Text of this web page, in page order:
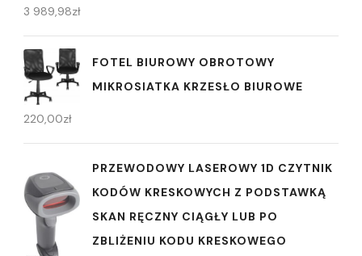
3 989,98zł
FOTEL BIUROWY OBROTOWY
MIKROSIATKA KRZESŁO BIUROWE
220,00zł
PRZEWODOWY LASEROWY 1D CZYTNIK
KODÓW KRESKOWYCH Z PODSTAWKĄ
SKAN RĘCZNY CIĄGŁY LUB PO
ZBLIŻENIU KODU KRESKOWEGO